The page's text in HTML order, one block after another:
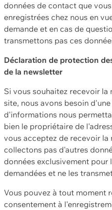
données de contact que
enregistrées chez nous en
demande et en cas de
transmettons pas ces
Déclaration de protection
de la newsletter
Si vous souhaitez recevoir
site, nous avons besoin
d'informations nous
bien le propriétaire de
vous acceptez de recevoir la
collectons pas d'autres
données exclusivement
demandées et ne les
Vous pouvez à tout moment
consentement à